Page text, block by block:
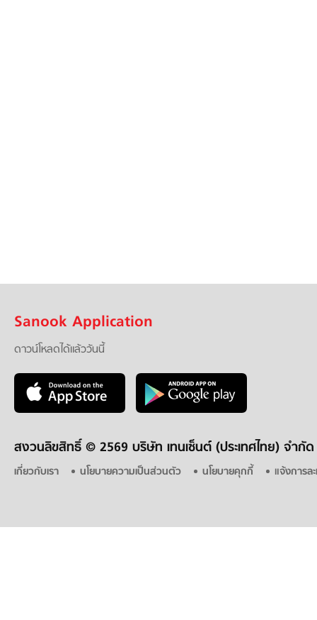
Sanook Application
ดาวน์โหลดได้แล้ววันนี้
สงวนลิขสิทธิ์ © 2569 บริษัท เทนเซ็นต์ (ประเทศไทย) จำกัด
เกี่ยวกับเรา นโยบายความเป็นส่วนตัว นโยบายคุกกี้ แจ้งการล